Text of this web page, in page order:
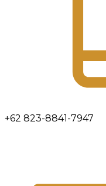
+62 823-8841-7947